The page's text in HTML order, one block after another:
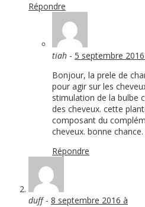
Répondre
tiah - 5 septembre
Bonjour, la prele de
pour agir sur les
stimulation de la bulbe
des cheveux. cette
composant du
cheveux. bonne chance.
Répondre
duff- 8 septembre 2016 à